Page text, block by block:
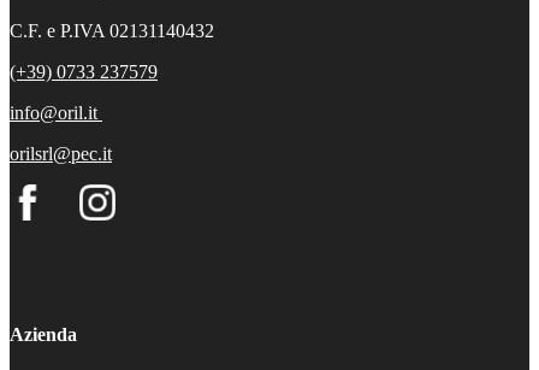
C.F. e P.IVA 02131140432
(+39) 0733 237579
info@oril.it
orilsrl@pec.it
Azienda